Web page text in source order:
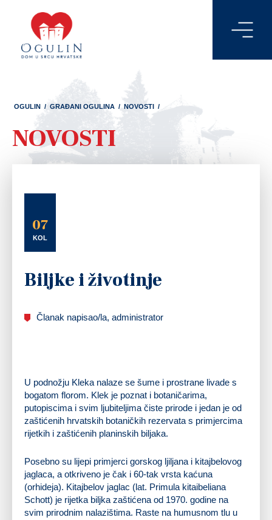
OGULIN / GRAĐANI OGULINA / NOVOSTI /
NOVOSTI
07
KOL
Biljke i životinje
Članak napisao/la, administrator
U podnožju Kleka nalaze se šume i prostrane livade s
bogatom florom. Klek je poznat i botaničarima,
putopiscima i svim ljubiteljima čiste prirode i jedan je od
zaštićenih hrvatskih botaničkih rezervata s primjercima
rijetkih i zaštićenih planinskih biljaka.
Posebno su lijepi primjerci gorskog ljiljana i kitajbelovog
jaglaca, a otkriveno je čak i 60-tak vrsta kaćuna
(orhideja). Kitajbelov jaglac (lat. Primula kitaibeliana
Schott) je rijetka biljka zaštićena od 1970. godine na
svim prirodnim nalazištima. Raste na humusnom tlu u